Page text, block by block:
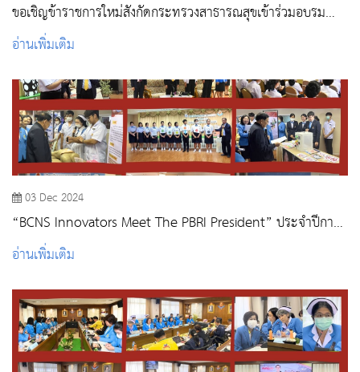
ขอเชิญข้าราชการใหม่สังกัดกระทรวงสาธารณสุขเข้าร่วมอบรม
โครงการปฐมนิเทศข้าราชการใหม่ “หลักสูตรต้นกล้า
ข้าราชการ” รุ่นที่ 2 /2568
อ่านเพิ่มเติม
03 Dec 2024
“BCNS Innovators Meet The PBRI President” ประจำปีการ
ศึกษา 2567 : นักศึกษา
อ่านเพิ่มเติม